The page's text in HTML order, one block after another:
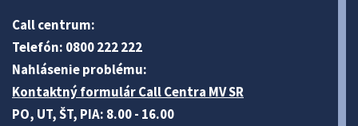
Call centrum:
Telefón: 0800 222 222
Nahlásenie problému:
Kontaktný formulár Call Centra MV SR
PO, UT, ŠT, PIA: 8.00 - 16.00